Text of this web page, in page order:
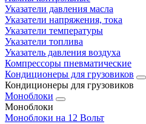
Указатели давления масла
Указатели напряжения, тока
Указатели температуры
Указатели топлива
Указатель давления воздуха
Компрессоры пневматические
Кондиционеры для грузовиков
Кондиционеры для грузовиков
Моноблоки
Моноблоки
Моноблоки на 12 Вольт